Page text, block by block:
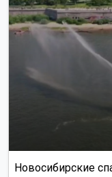
Новосибирские